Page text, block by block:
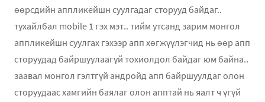
өөрсдийн аппликейшн суулгадаг сторууд байдаг..
тухайлбал mobile 1 гэх мэт.. тийм утсанд зарим монгол
аппликейшн суулгах гэхээр апп хөгжүүлэгчид нь өөр апп
сторуудад байршуулаагүй тохиолдол байдаг юм байна..
заавал монгол гэлтгүй андройд апп байршуулдаг олон
сторуудаас хамгийн баялаг олон апптай нь яалт ч үгүй